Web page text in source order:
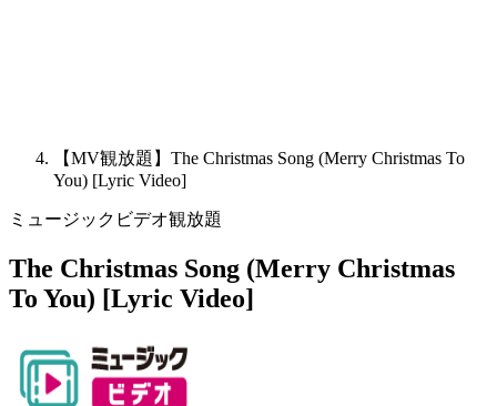
【MV観放題】The Christmas Song (Merry Christmas To
You) [Lyric Video]
ミュージックビデオ観放題
The Christmas Song (Merry Christmas
To You) [Lyric Video]